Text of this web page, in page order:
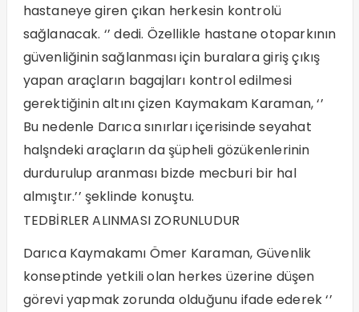
hastaneye giren çıkan herkesin kontrolü
sağlanacak. ‘’ dedi. Özellikle hastane otoparkının
güvenliğinin sağlanması için buralara giriş çıkış
yapan araçların bagajları kontrol edilmesi
gerektiğinin altını çizen Kaymakam Karaman, ‘’
Bu nedenle Darıca sınırları içerisinde seyahat
halşndeki araçların da şüpheli gözükenlerinin
durdurulup aranması bizde mecburi bir hal
almıştır.’’ şeklinde konuştu.
TEDBİRLER ALINMASI ZORUNLUDUR
Darıca Kaymakamı Ömer Karaman, Güvenlik
konseptinde yetkili olan herkes üzerine düşen
görevi yapmak zorunda olduğunu ifade ederek ‘’